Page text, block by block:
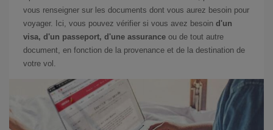
vous renseigner sur les documents dont vous aurez besoin pour
voyager. Ici, vous pouvez vérifier si vous avez besoin d'un
visa, d'un passeport, d'une assurance ou de tout autre
document, en fonction de la provenance et de la destination de
votre vol.